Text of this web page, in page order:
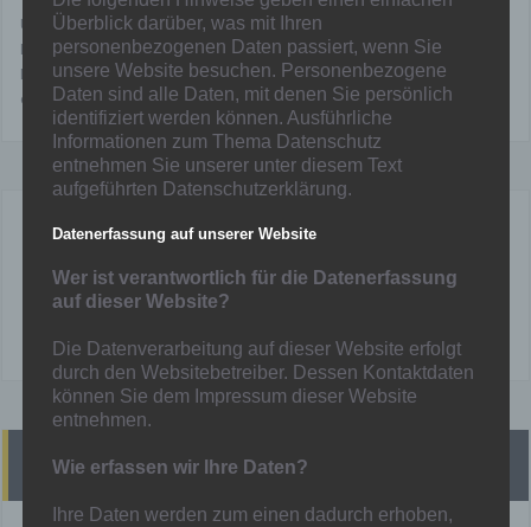
Uhr empfängt die B1 den Tabellendritten der Leistungsklasse SG
Duisburg-Süd 98/20. Am 19.10.22 findet dann die dritte Runde statt.
Der Pokalwettbewerb bei der D-Jugend wird mit der zweiten Runde
erst am 18.12.22 fortgesetzt.
Mainka
Heutige Spiele
Überblick darüber, was mit Ihren
personenbezogenen Daten passiert, wenn Sie
unsere Website besuchen. Personenbezogene
Daten sind alle Daten, mit denen Sie persönlich
identifiziert werden können. Ausführliche
Informationen zum Thema Datenschutz
entnehmen Sie unserer unter diesem Text
aufgeführten Datenschutzerklärung.
Datenerfassung auf unserer Website
Wer ist verantwortlich für die Datenerfassung
auf dieser Website?
Die Datenverarbeitung auf dieser Website erfolgt
durch den Websitebetreiber. Dessen Kontaktdaten
können Sie dem Impressum dieser Website
entnehmen.
Wie erfassen wir Ihre Daten?
Ihre Daten werden zum einen dadurch erhoben,